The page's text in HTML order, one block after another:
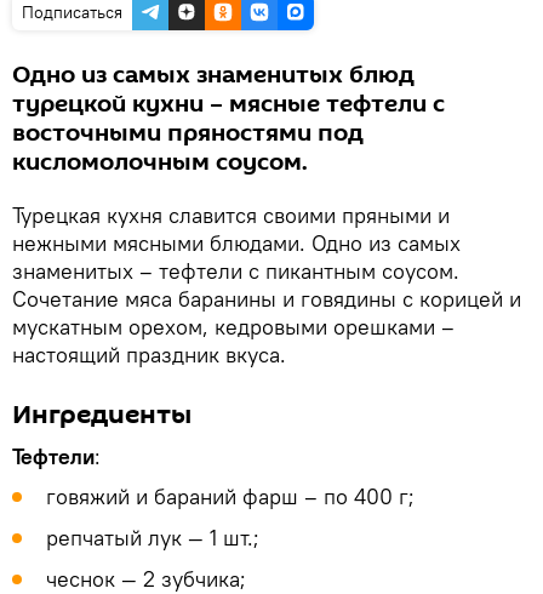
Подписаться
Одно из самых знаменитых блюд
турецкой кухни – мясные тефтели с
восточными пряностями под
кисломолочным соусом.
Турецкая кухня славится своими пряными и
нежными мясными блюдами. Одно из самых
знаменитых – тефтели с пикантным соусом.
Сочетание мяса баранины и говядины с корицей и
мускатным орехом, кедровыми орешками –
настоящий праздник вкуса.
Ингредиенты
Тефтели:
говяжий и бараний фарш – по 400 г;
репчатый лук — 1 шт.;
чеснок — 2 зубчика;